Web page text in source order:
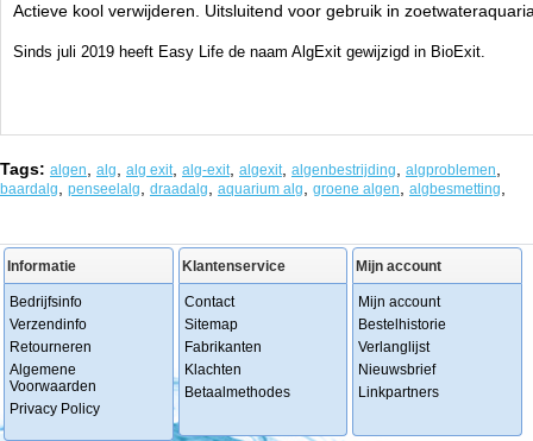
Actieve kool verwijderen. Uitsluitend voor gebruik in
Sinds juli 2019 heeft Easy Life de naam AlgExit gewijzigd in BioExit.
Tags: algen alg alg exit alg-exit algexit algenbestrijding algproblemen
baardalg penseelalg draadalg aquarium alg groene algen algbesmetting
Informatie
Bedrijfsinfo
Verzendinfo
Retourneren
Algemene
Voorwaarden
Privacy Policy
Klantenservice
Contact
Sitemap
Fabrikanten
Klachten
Betaalmethodes
Mijn account
Mijn account
Bestelhistorie
Verlanglijst
Nieuwsbrief
Linkpartners